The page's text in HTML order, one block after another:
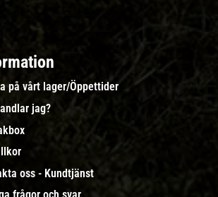
på vårt lager/Öppettider
jag?
oss - Kundtjänst